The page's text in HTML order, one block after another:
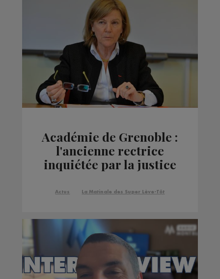
Académie de Grenoble :
l'ancienne rectrice
inquiétée par la justice
Actus La Matinale des Super Lève-Tôt